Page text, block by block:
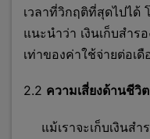
เวลาที่วิกฤติที่สุดไปได้
แนะนำว่า เงินเก็บสำร
เท่าของค่าใช้จ่ายต่อเดื
2.2 ความเสี่ยงด้านชีวิต
แม้เราจะเก็บเงินส